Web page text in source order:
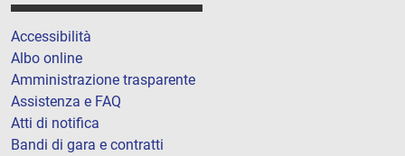
Accessibilità
Albo online
Amministrazione trasparente
Assistenza e FAQ
Atti di notifica
Bandi di gara e contratti